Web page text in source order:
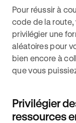
Pour réussir à
code de la
privilégier une
aléatoires pour
bien encore à
que vous
Privilégier
ressources